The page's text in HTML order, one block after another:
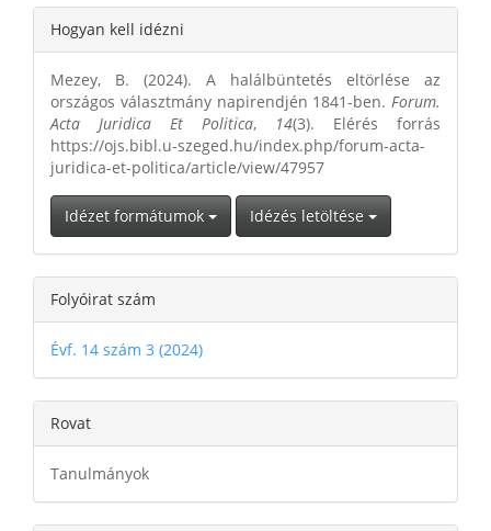
Article
Details
Hogyan kell idézni
Mezey, B. (2024). A halálbüntetés eltörlése az
országos választmány napirendjén 1841-ben. Forum.
Acta Juridica Et Politica, 14(3). Elérés forrás
https://ojs.bibl.u-szeged.hu/index.php/forum-acta-
juridica-et-politica/article/view/47957
Idézet formátumok Idézés letöltése
Folyóirat szám
Évf. 14 szám 3 (2024)
Rovat
Tanulmányok